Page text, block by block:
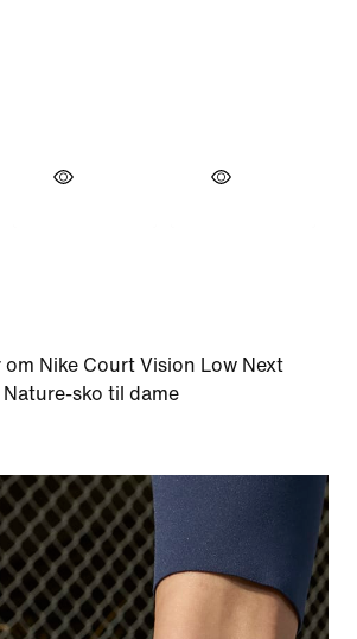
om Nike Court Vision Low Next
Nature-sko til dame